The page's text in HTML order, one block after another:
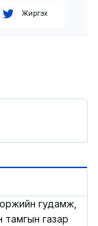
Жиргэх
гудамж,
газар